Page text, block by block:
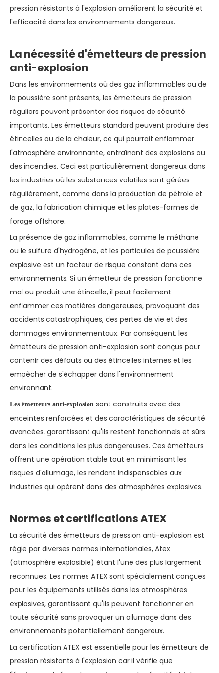
pression résistants à l'explosion améliorent la sécurité et
l'efficacité dans les environnements dangereux.
La nécessité d'émetteurs de pression
anti-explosion
Dans les environnements où des gaz inflammables ou de
la poussière sont présents, les émetteurs de pression
réguliers peuvent présenter des risques de sécurité
importants. Les émetteurs standard peuvent produire des
étincelles ou de la chaleur, ce qui pourrait enflammer
l'atmosphère environnante, entraînant des explosions ou
des incendies. Ceci est particulièrement dangereux dans
les industries où les substances volatiles sont gérées
régulièrement, comme dans la production de pétrole et
de gaz, la fabrication chimique et les plates-formes de
forage offshore.
La présence de gaz inflammables, comme le méthane
ou le sulfure d'hydrogène, et les particules de poussière
explosive est un facteur de risque constant dans ces
environnements. Si un émetteur de pression fonctionne
mal ou produit une étincelle, il peut facilement
enflammer ces matières dangereuses, provoquant des
accidents catastrophiques, des pertes de vie et des
dommages environnementaux. Par conséquent, les
émetteurs de pression anti-explosion sont conçus pour
contenir des défauts ou des étincelles internes et les
empêcher de s'échapper dans l'environnement
environnant.
Les émetteurs anti-explosion sont construits avec des
enceintes renforcées et des caractéristiques de sécurité
avancées, garantissant qu'ils restent fonctionnels et sûrs
dans les conditions les plus dangereuses. Ces émetteurs
offrent une opération stable tout en minimisant les
risques d'allumage, les rendant indispensables aux
industries qui opèrent dans des atmosphères explosives.
Normes et certifications ATEX
La sécurité des émetteurs de pression anti-explosion est
régie par diverses normes internationales, Atex
(atmosphère explosible) étant l'une des plus largement
reconnues. Les normes ATEX sont spécialement conçues
pour les équipements utilisés dans les atmosphères
explosives, garantissant qu'ils peuvent fonctionner en
toute sécurité sans provoquer un allumage dans des
environnements potentiellement dangereux.
La certification ATEX est essentielle pour les émetteurs de
pression résistants à l'explosion car il vérifie que